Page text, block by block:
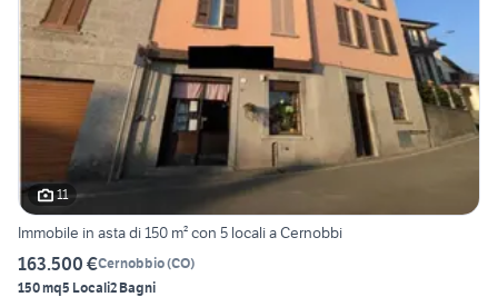
11
Immobile in asta di 150 m² con 5 locali a Cernobbi
163.500 €Cernobbio(CO)
150 mq5 Locali2 Bagni